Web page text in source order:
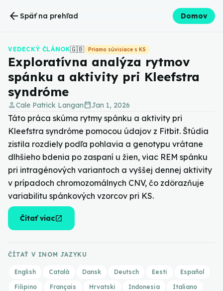
arrow_back Späť na prehľad Domov
VEDECKÝ ČLÁNOK🇬🇧 Priamo súvisiace s KS
Exploratívna analýza rytmov
spánku a aktivity pri Kleefstra
syndróme
personCale Patrick Langancalendar_todayJan 1, 2026
Táto práca skúma rytmy spánku a aktivity pri
Kleefstra syndróme pomocou údajov z Fitbit. Štúdia
zistila rozdiely podľa pohlavia a genotypu vrátane
dlhšieho bdenia po zaspaní u žien, viac REM spánku
pri intragénových variantoch a vyššej dennej aktivity
v prípadoch chromozomálnych CNV, čo zdôrazňuje
variabilitu spánkových vzorcov pri KS.
Čítať viacopen_in_new
ČÍTAŤ V INOM JAZYKU
English Català Dansk Deutsch Eesti
Español
Filipino
Français Hrvatski Indonesia
Italiano